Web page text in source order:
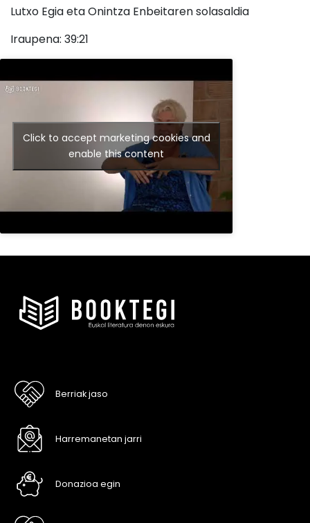
Lutxo Egia eta Onintza Enbeitaren solasaldia
Iraupena: 39:21
Click to accept marketing cookies and
enable this content
Berriak jaso
Harremanetan jarri
Donazioa egin